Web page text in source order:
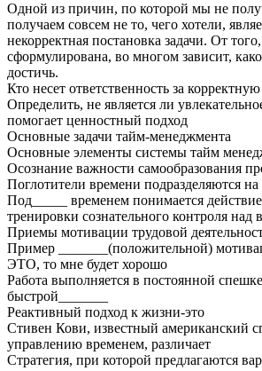
Одной из причин, по которой мы не
получаем совсем не то, чего хотели,
некорректная постановка задачи. От того,
сформулирована, во многом зависит,
достичь.
Кто несет ответственность за
Определить, не является ли
помогает ценностный подход
Основные задачи тайм-менеджмента
Основные элементы системы тайм
Осознание важности самообразования
Поглотители времени подразделяются на
Под_____ временем понимается
тренировки сознательного контроля над
Приемы мотивации трудовой
Пример _______(положительной)
ЭТО, то мне будет хорошо
Работа выполняется в постоянной
быстрой_______
Реактивный подход к жизни-это
Стивен Кови, известный американский
управлению временем, различает
Стратегия, при которой предлагаются